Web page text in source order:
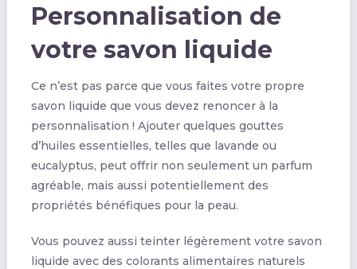
Personnalisation de
votre savon liquide
Ce n’est pas parce que vous faites votre propre
savon liquide que vous devez renoncer à la
personnalisation ! Ajouter quelques gouttes
d’huiles essentielles, telles que lavande ou
eucalyptus, peut offrir non seulement un parfum
agréable, mais aussi potentiellement des
propriétés bénéfiques pour la peau.
Vous pouvez aussi teinter légèrement votre savon
liquide avec des colorants alimentaires naturels